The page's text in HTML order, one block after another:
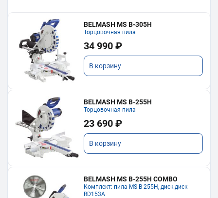
BELMASH MS B-305H
Торцовочная пила
34 990 ₽
В корзину
BELMASH MS B-255H
Торцовочная пила
23 690 ₽
В корзину
BELMASH MS B-255H COMBO
Комплект: пила MS B-255H, диск диск
RD153A